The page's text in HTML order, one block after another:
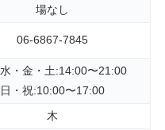
場なし
06-6867-7845
・金・土:14:00〜21:00
日・祝:10:00〜17:00
木